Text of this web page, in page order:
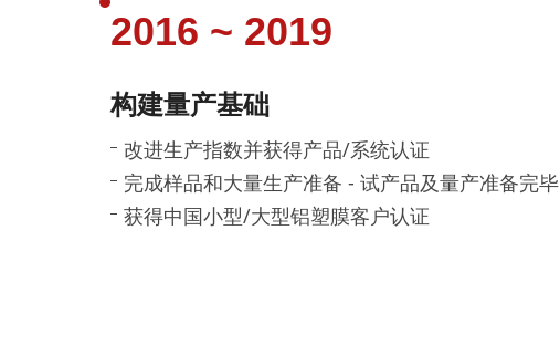
2016 ~ 2019
构建量产基础
改进生产指数并获得产品/系统认证
完成样品和大量生产准备 - 试产品及量产准备完毕
获得中国小型/大型铝塑膜客户认证